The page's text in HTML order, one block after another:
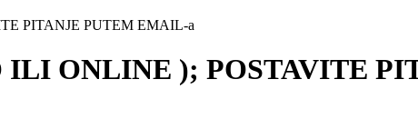
PITANJE PUTEM EMAIL-a
ONLINE ); POSTAVITE